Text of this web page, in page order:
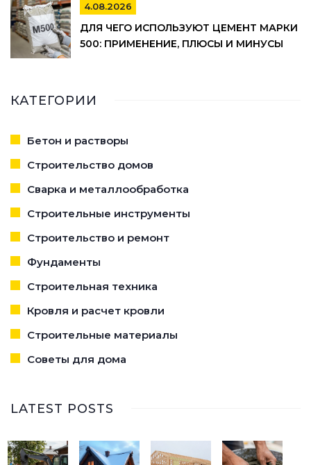
4.08.2026
ДЛЯ ЧЕГО ИСПОЛЬЗУЮТ ЦЕМЕНТ МАРКИ
500: ПРИМЕНЕНИЕ, ПЛЮСЫ И МИНУСЫ
КАТЕГОРИИ
Бетон и растворы
Строительство домов
Сварка и металлообработка
Строительные инструменты
Строительство и ремонт
Фундаменты
Строительная техника
Кровля и расчет кровли
Строительные материалы
Советы для дома
LATEST POSTS